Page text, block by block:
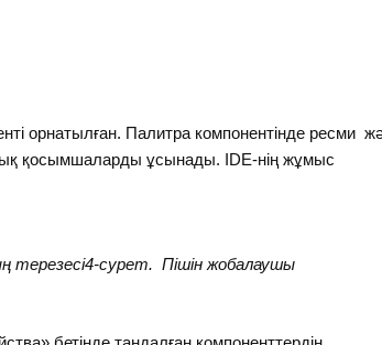
орнатылған. Палитра компонентінде ресми
қосымшаларды ұсынады. IDE-нің жұмыс
сурет. Пішін жобалаушы